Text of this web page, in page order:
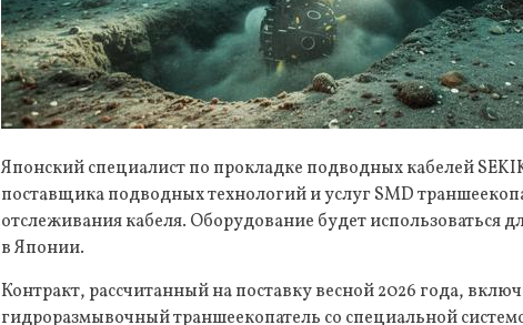
Японский специалист по прокладке подводных кабелей
поставщика подводных технологий и услуг SMD
отслеживания кабеля. Оборудование будет использоваться
в Японии.
Контракт, рассчитанный на поставку весной 2026 года,
гидроразмывочный траншеекопатель со специальной